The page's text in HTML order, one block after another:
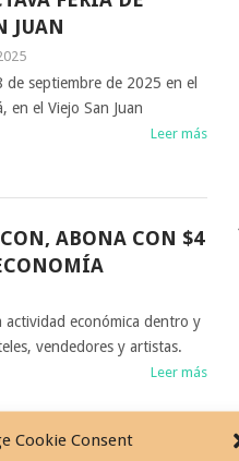
Cookie Consent
JUAN
de septiembre de 2025 en el
en el Viejo San Juan
Leer más
ABONA CON $4
actividad económica dentro y
vendedores y artistas.
Leer más